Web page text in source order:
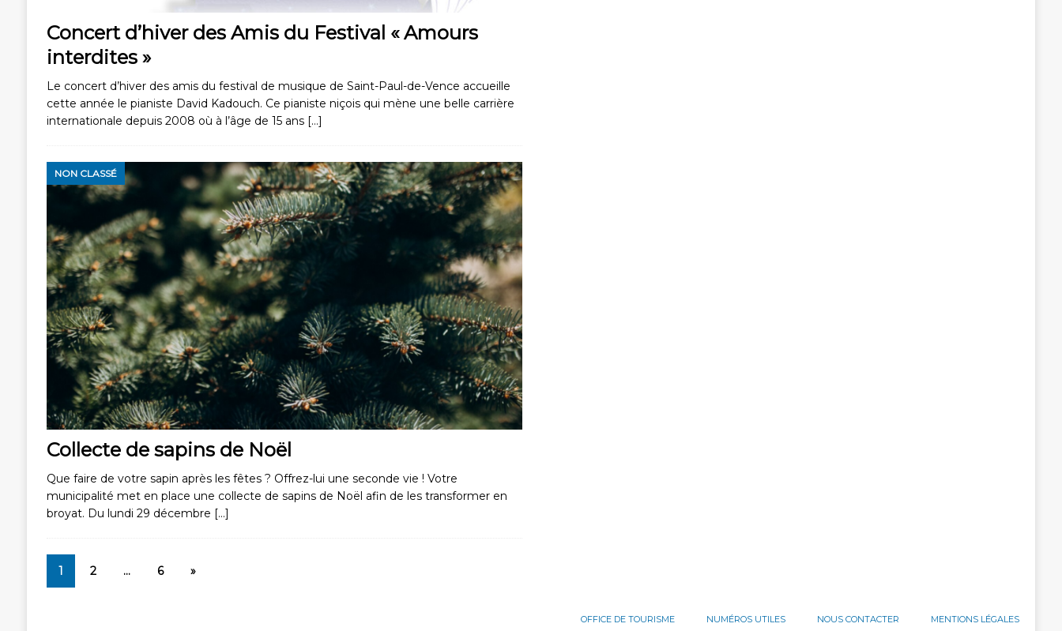
Concert d’hiver des Amis du Festival « Amours
interdites »
Le concert d’hiver des amis du festival de musique de Saint-Paul-de-Vence accueille
cette année le pianiste David Kadouch. Ce pianiste niçois qui mène une belle carrière
internationale depuis 2008 où à l’âge de 15 ans […]
NON CLASSÉ
Collecte de sapins de Noël
Que faire de votre sapin après les fêtes ? Offrez-lui une seconde vie ! Votre
municipalité met en place une collecte de sapins de Noël afin de les transformer en
broyat. Du lundi 29 décembre […]
1 2 … 6 »
OFFICE DE TOURISME NUMÉROS UTILES NOUS CONTACTER MENTIONS LÉGALES